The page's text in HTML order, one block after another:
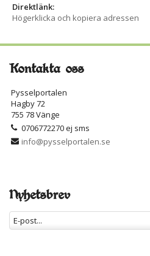
Direktlänk:
Högerklicka och kopiera adressen
Kontakta oss
Pysselportalen
Hagby 72
755 78 Vänge
0706772270 ej sms
info@pysselportalen.se
Nyhetsbrev